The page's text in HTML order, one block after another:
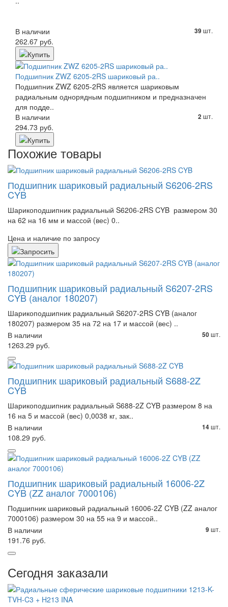
В наличии 39 шт.
262.67 руб.
Подшипник ZWZ 6205-2RS шариковый ра..
Подшипник ZWZ 6205-2RS является шариковым
радиальным однорядным подшипником и предназначен
для подде..
В наличии
2 шт.
294.73 руб.
Похожие товары
Подшипник шариковый радиальный S6206-2RS
CYB
Шарикоподшипник радиальный S6206-2RS CYB размером 30
на 62 на 16 мм и массой (вес) 0..
Цена и наличие по запросу
Подшипник шариковый радиальный S6207-2RS
CYB (аналог 180207)
Шарикоподшипник радиальный S6207-2RS CYB (аналог
180207) размером 35 на 72 на 17 и массой (вес) ..
В наличии
50шт.
1263.29 руб.
Подшипник шариковый радиальный S688-2Z
CYB
Шарикоподшипник радиальный S688-2Z CYB размером 8 на
16 на 5 и массой (вес) 0,0038 кг, зак..
В наличии
14шт.
108.29 руб.
Подшипник шариковый радиальный 16006-2Z
CYB (ZZ аналог 7000106)
Подшипник шариковый радиальный 16006-2Z CYB (ZZ аналог
7000106) размером 30 на 55 на 9 и массой..
В наличии
9 шт.
191.76 руб.
Сегодня заказали